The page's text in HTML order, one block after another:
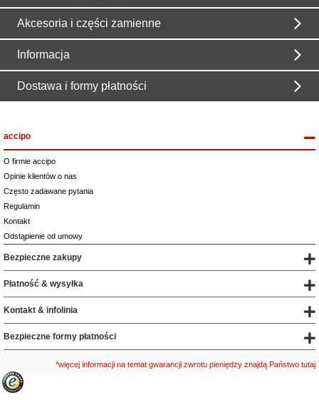
Akcesoria i części zamienne
Informacja
Dostawa i formy płatności
accipo
O firmie accipo
Opinie klientów o nas
Często zadawane pytania
Regulamin
Kontakt
Odstąpienie od umowy
Bezpieczne zakupy
Płatność & wysyłka
Kontakt & infolinia
Bezpieczne formy płatności
*więcej informacji na temat gwarancji zwrotu pieniędzy znajdą Państwo tutaj